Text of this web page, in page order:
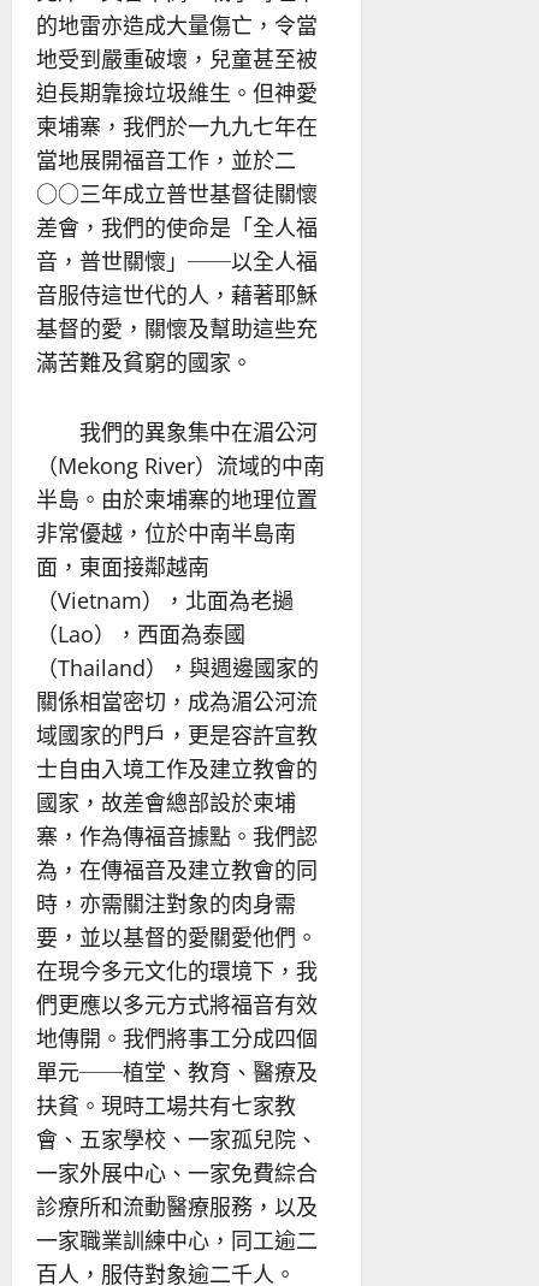
的地雷亦造成大量傷亡，令當
地受到嚴重破壞，兒童甚至被
迫長期靠撿垃圾維生。但神愛
柬埔寨，我們於一九九七年在
當地展開福音工作，並於二
○○三年成立普世基督徒關懷
差會，我們的使命是「全人福
音，普世關懷」──以全人福
音服侍這世代的人，藉著耶穌
基督的愛，關懷及幫助這些充
滿苦難及貧窮的國家。
我們的異象集中在湄公河
（Mekong River）流域的中南
半島。由於柬埔寨的地理位置
非常優越，位於中南半島南
面，東面接鄰越南
（Vietnam），北面為老撾
（Lao），西面為泰國
（Thailand），與週邊國家的
關係相當密切，成為湄公河流
域國家的門戶，更是容許宣教
士自由入境工作及建立教會的
國家，故差會總部設於柬埔
寨，作為傳福音據點。我們認
為，在傳福音及建立教會的同
時，亦需關注對象的肉身需
要，並以基督的愛關愛他們。
在現今多元文化的環境下，我
們更應以多元方式將福音有效
地傳開。我們將事工分成四個
單元──植堂、教育、醫療及
扶貧。現時工場共有七家教
會、五家學校、一家孤兒院、
一家外展中心、一家免費綜合
診療所和流動醫療服務，以及
一家職業訓練中心，同工逾二
百人，服侍對象逾二千人。